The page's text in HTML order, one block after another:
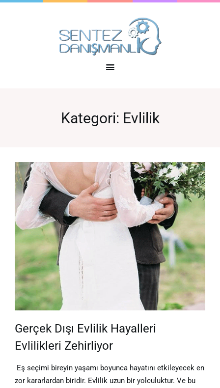
Kategori: Evlilik
Gerçek Dışı Evlilik Hayalleri
Evlilikleri Zehirliyor
Eş seçimi bireyin yaşamı boyunca hayatını etkileyecek en
zor kararlardan biridir. Evlilik uzun bir yolculuktur. Ve bu